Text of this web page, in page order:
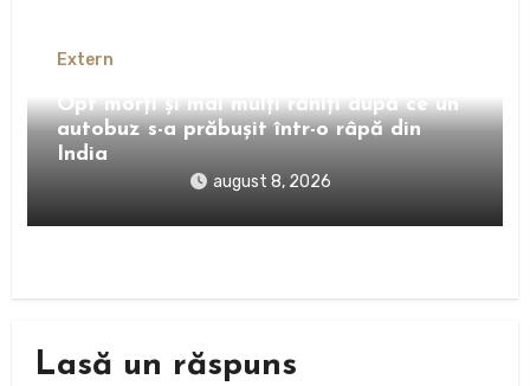
Extern
Opt morți și mai mulți răniți după ce un
autobuz s-a prăbușit într-o râpă din
India
august 8, 2026
Lasă un răspuns